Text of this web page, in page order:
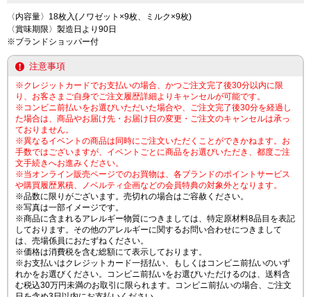
〈内容量〉18枚入(ノワゼット×9枚、ミルク×9枚)
〈賞味期限〉製造日より90日
※ブランドショッパー付
注意事項
※クレジットカードでお支払いの場合、かつご注文完了後30分以内に限
り、お客さまご自身でご注文履歴詳細よりキャンセルが可能です。
※コンビニ前払いをお選びいただいた場合や、ご注文完了後30分を経過し
た場合は、商品やお届け先・お届け日の変更・ご注文のキャンセルは承っ
ておりません。
※異なるイベントの商品は同時にご注文いただくことができかねます。お
手数ではございますが、イベントごとに商品をお選びいただき、都度ご注
文手続きへお進みください。
※当オンライン販売ページでのお買物は、各ブランドのポイントサービス
や購買履歴累積、ノベルティ企画などの会員特典の対象外となります。
※品数に限りがございます。売切れの場合はご容赦ください。
※写真は一部イメージです。
※商品に含まれるアレルギー物質につきましては、特定原材料8品目を表記
しております。その他のアレルギーに関するお問い合わせにつきまして
は、売場係員におたずねください。
※価格は消費税を含む総額にて表示しております。
※お支払いはクレジットカード一括払い、もしくはコンビニ前払いのいず
れかをお選びください。コンビニ前払いをお選びいただけるのは、送料含
む税込30万円未満のお取引に限られます。コンビニ前払いの場合、ご注文